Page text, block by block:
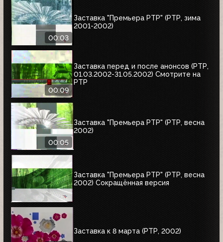
00:03
Заставка "Премьера РТР" (РТР, зима
2001-2002)
00:09
Заставка перед и после анонсов (РТР,
01.03.2002-31.05.2002) Смотрите на
РТР
00:05
Заставка "Премьера РТР" (РТР, весна
2002)
Заставка "Премьера РТР" (РТР, весна
2002) Сокращённая версия
Заставка к 8 марта (РТР, 2002)